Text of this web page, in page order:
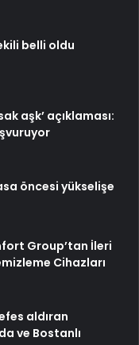
belli oldu
aşk’ açıklaması:
öncesi yükselişe
Group’tan İleri
Cihazları
aldıran
ve Bostanlı